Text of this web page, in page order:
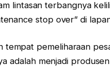
lintasan terbangnya
stop over” di
pemeliharaan
adalah menjadi